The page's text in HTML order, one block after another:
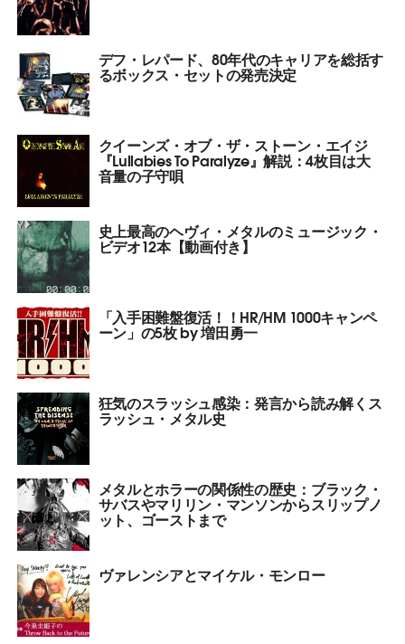
デフ・レパード、80年代のキャリアを総括す
るボックス・セットの発売決定
クイーンズ・オブ・ザ・ストーン・エイジ
『Lullabies To Paralyze』解説：4枚目は大
音量の子守唄
史上最高のヘヴィ・メタルのミュージック・
ビデオ12本【動画付き】
「入手困難盤復活！！HR/HM 1000キャンペ
ーン」の5枚 by 増田勇一
狂気のスラッシュ感染：発言から読み解くス
ラッシュ・メタル史
メタルとホラーの関係性の歴史：ブラック・
サバスやマリリン・マンソンからスリップノ
ット、ゴーストまで
ヴァレンシアとマイケル・モンロー